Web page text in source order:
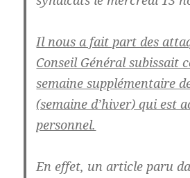
Il nous a fait part des
Conseil Général subissait
semaine supplémentaire
(semaine d’hiver) qui est
personnel.
En effet, un article paru